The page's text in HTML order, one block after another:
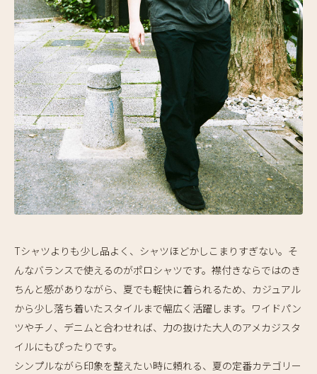
Tシャツよりも少し品よく、シャツほどかしこまりすぎない。そ
んなバランスで使えるのがポロシャツです。襟付きならではのき
ちんと感がありながら、夏でも軽快に着られるため、カジュアル
から少し落ち着いたスタイルまで幅広く活躍します。ワイドパン
ツやチノ、デニムと合わせれば、力の抜けた大人のアメカジスタ
イルにもぴったりです。
シンプルながら印象を整えたい時に頼れる、夏の定番カテゴリー